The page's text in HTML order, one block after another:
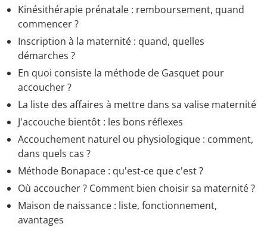
Kinésithérapie prénatale : remboursement, quand
commencer ?
Inscription à la maternité : quand, quelles
démarches ?
En quoi consiste la méthode de Gasquet pour
accoucher ?
La liste des affaires à mettre dans sa valise maternité
J'accouche bientôt : les bons réflexes
Accouchement naturel ou physiologique : comment,
dans quels cas ?
Méthode Bonapace : qu'est-ce que c'est ?
Où accoucher ? Comment bien choisir sa maternité ?
Maison de naissance : liste, fonctionnement,
avantages